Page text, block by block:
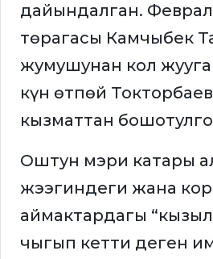
дайындалган.
төрагасы Камчыбек
жумушунан кол
күн өтпөй
кызматтан
Оштун мэри катары
жээгиндеги жана
аймактардагы
чыгып кетти деген